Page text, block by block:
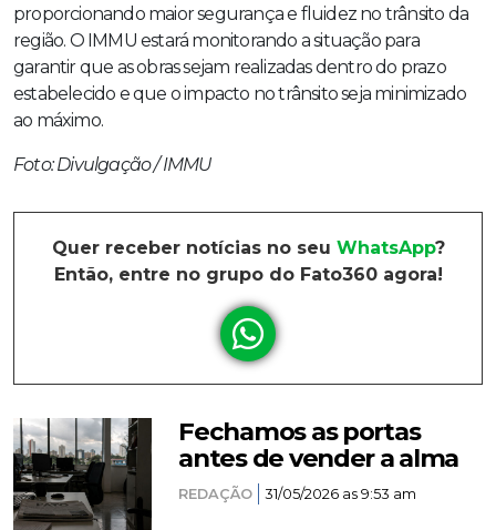
proporcionando maior segurança e fluidez no trânsito da
região. O IMMU estará monitorando a situação para
garantir que as obras sejam realizadas dentro do prazo
estabelecido e que o impacto no trânsito seja minimizado
ao máximo.
Foto: Divulgação / IMMU
Quer receber notícias no seu WhatsApp?
Então, entre no grupo do Fato360 agora!
Fechamos as portas
antes de vender a alma
REDAÇÃO 31/05/2026 as 9:53 am